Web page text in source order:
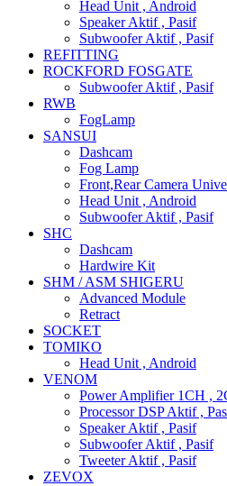
Head Unit , Android
Speaker Aktif , Pasif
Subwoofer Aktif , Pasif
REFITTING
ROCKFORD FOSGATE
Subwoofer Aktif , Pasif
RWB
FogLamp
SANSUI
Dashcam
Fog Lamp
Front,Rear Camera
Head Unit , Android
Subwoofer Aktif , Pasif
SHC
Dashcam
Hardwire Kit
SHM / ASM SHIGERU
Advanced Module
Retract
SOCKET
TOMIKO
Head Unit , Android
VENOM
Power Amplifier 1CH ,
Processor DSP Aktif ,
Speaker Aktif , Pasif
Subwoofer Aktif , Pasif
Tweeter Aktif , Pasif
ZEVOX